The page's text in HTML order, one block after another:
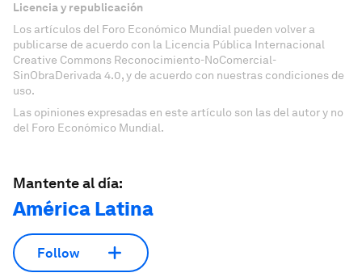
Licencia y republicación
Los artículos del Foro Económico Mundial pueden volver a
publicarse de acuerdo con la Licencia Pública Internacional
Creative Commons Reconocimiento-NoComercial-
SinObraDerivada 4.0, y de acuerdo con nuestras condiciones de
uso.
Las opiniones expresadas en este artículo son las del autor y no
del Foro Económico Mundial.
Mantente al día:
América Latina
Follow